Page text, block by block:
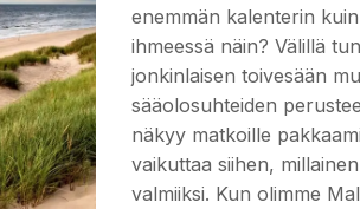
enemmän kalenterin
ihmeessä näin? Välillä
jonkinlaisen toivesään
sääolosuhteiden
näkyy matkoille
vaikuttaa siihen,
valmiiksi. Kun olimme